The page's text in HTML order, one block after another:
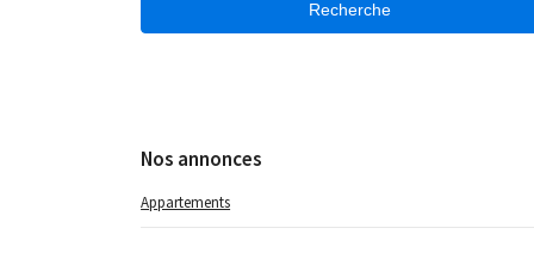
Recherche
Nos annonces
Appartements